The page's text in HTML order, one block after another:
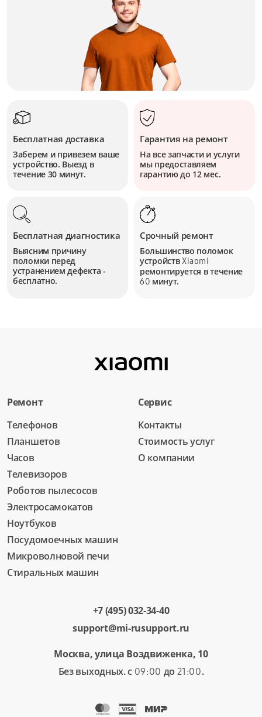
Бесплатная доставка
Заберем и привезем ваше
устройство. Выезд в
течение 30 минут.
Гарантия на ремонт
На все запчасти и услуги
мы предоставляем
гарантию до 12 мес.
Бесплатная диагностика
Выясним причину
поломки перед
устранением дефекта -
бесплатно.
Срочный ремонт
Большинство поломок
устройствXiaomi
ремонтируется в течение
60 минут.
Ремонт
Телефонов
Планшетов
Часов
Телевизоров
Роботов пылесосов
Электросамокатов
Ноутбуков
Посудомоечных машин
Микроволновой печи
Стиральных машин
Сервис
Контакты
Стоимость услуг
О компании
+7 (495) 032-34-40
support@mi-rusupport.ru
Москва, улица Воздвиженка, 10
Без выходных. с 09:00 до 21:00.